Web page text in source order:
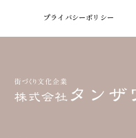
プライバシーポリシー